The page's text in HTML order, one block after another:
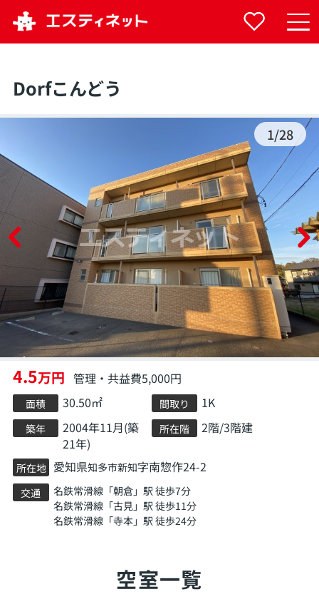
Dorfこんどう
1/28
4.5万円 管理・共益費5,000円
面積 30.50㎡ 間取り 1K
築年
2004年11月(築
21年)
所在階 2階/3階建
所在地 愛知県知多市新知字南惣作24-2
交通 名鉄常滑線 「朝倉」駅 徒歩7分
名鉄常滑線 「古見」駅 徒歩11分
名鉄常滑線 「寺本」駅 徒歩24分
空室一覧